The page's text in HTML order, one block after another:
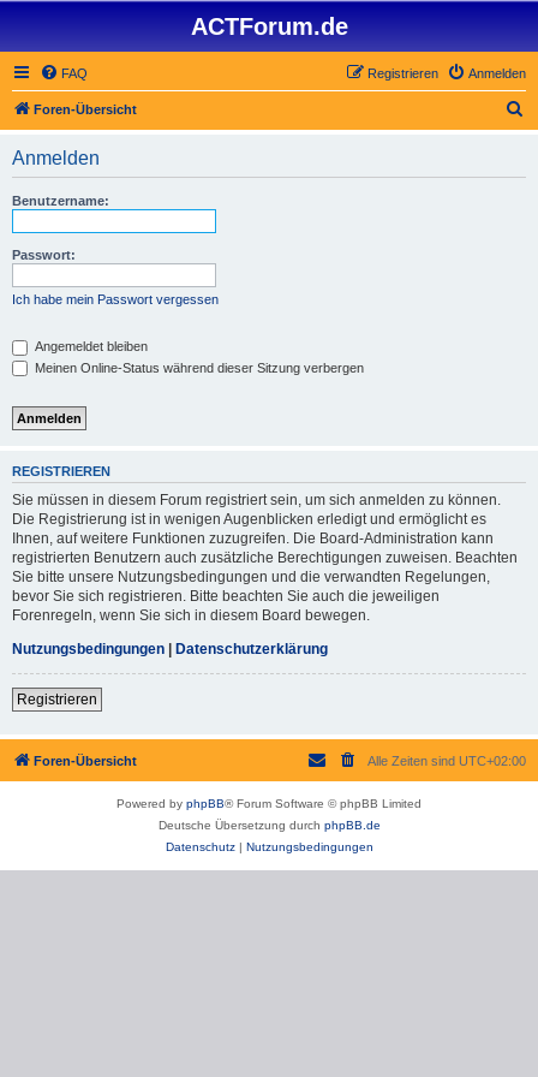
ACTForum.de
FAQ Anmelden
Registrieren
Foren-Übersicht
Anmelden
Benutzername:
Passwort:
Ich habe mein Passwort vergessen
Angemeldet bleiben
Meinen Online-Status während dieser Sitzung verbergen
REGISTRIEREN
Sie müssen in diesem Forum registriert sein, um sich anmelden zu können.
Die Registrierung ist in wenigen Augenblicken erledigt und ermöglicht es
Ihnen, auf weitere Funktionen zuzugreifen. Die Board-Administration kann
registrierten Benutzern auch zusätzliche Berechtigungen zuweisen. Beachten
Sie bitte unsere Nutzungsbedingungen und die verwandten Regelungen,
bevor Sie sich registrieren. Bitte beachten Sie auch die jeweiligen
Forenregeln, wenn Sie sich in diesem Board bewegen.
Nutzungsbedingungen | Datenschutzerklärung
Registrieren
Foren-Übersicht Alle Zeiten sind UTC+02:00
Powered by phpBB® Forum Software © phpBB Limited
Deutsche Übersetzung durch phpBB.de
Datenschutz| Nutzungsbedingungen